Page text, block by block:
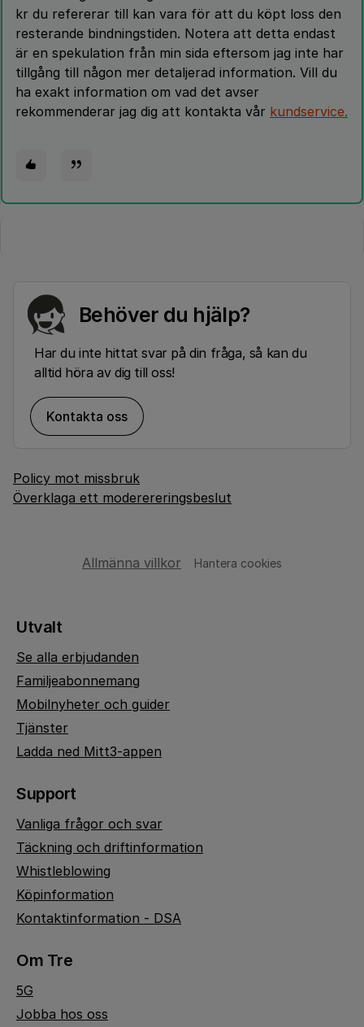
kr du refererar till kan vara för att du köpt loss den
resterande bindningstiden. Notera att detta endast
är en spekulation från min sida eftersom jag inte har
tillgång till någon mer detaljerad information. Vill du
ha exakt information om vad det avser
rekommenderar jag dig att kontakta vår kundservice.
Behöver du hjälp?
Har du inte hittat svar på din fråga, så kan du
alltid höra av dig till oss!
Kontakta oss
Policy mot missbruk
Överklaga ett moderereringsbeslut
Allmänna villkor Hantera cookies
Utvalt
Se alla erbjudanden
Familjeabonnemang
Mobilnyheter och guider
Tjänster
Ladda ned Mitt3-appen
Support
Vanliga frågor och svar
Täckning och driftinformation
Whistleblowing
Köpinformation
Kontaktinformation - DSA
Om Tre
5G
Jobba hos oss